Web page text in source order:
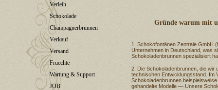
Verleih
Schokolade
Champagnerbrunnen
Verkauf
Versand
Fruechte
Wartung & Support
JOB
Gründe warum mit
Schokofontänen Zentrale GmbH
Unternehmen in Deutschland, was
Schokoladenbrunnen spezialisiert
Die Schokoladenbrunnen, die wir
technischen Entwicklungsstand. Im
Schokoladenbrunnen
gehandelte Modelle — Unsere